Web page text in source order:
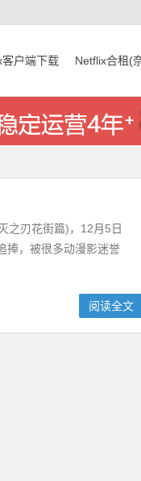
客户端下载 Netflix合租(
之刃花街篇)，12月5日
捧，被很多动漫影迷誉
阅读全文